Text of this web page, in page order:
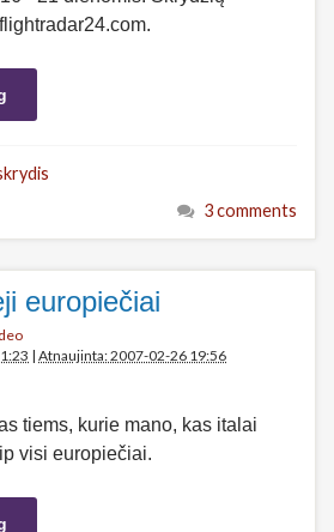
3 comments
europiečiai
| Atnaujinta: 2007-02-26 19:56
tiems, kurie mano, kas italai
visi europiečiai.